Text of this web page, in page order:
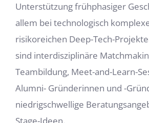
Unterstützung frühphasiger
allem bei technologisch
risikoreichen Deep-Tech-
sind interdisziplinäre
Teambildung, Meet-and-Learn-
Alumni- Gründerinnen und -
niedrigschwellige